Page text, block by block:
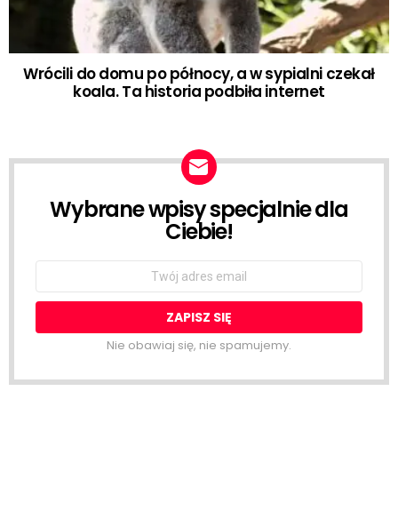
Wrócili do domu po północy, a w sypialni czekał
koala. Ta historia podbiła internet
NEWSLETTER
Wybrane wpisy specjalnie dla
Ciebie!
Email
Nie obawiaj się, nie spamujemy.